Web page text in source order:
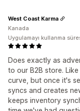
Does exactly as
to our B2B store.
curve, but once it's
syncs and creates
keeps inventory
West Coast Karma
Kanada
Uygulamayı kullanma